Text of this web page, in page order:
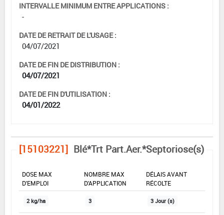
INTERVALLE MINIMUM ENTRE APPLICATIONS :
-
DATE DE RETRAIT DE L'USAGE :
04/07/2021
DATE DE FIN DE DISTRIBUTION :
04/07/2021
DATE DE FIN D'UTILISATION :
04/01/2022
[15103221] Blé*Trt Part.Aer.*Septoriose(s)
DOSE MAX
D'EMPLOI
NOMBRE MAX
D'APPLICATION
DÉLAIS AVANT
RÉCOLTE
2 kg/ha 3 3 Jour (s)